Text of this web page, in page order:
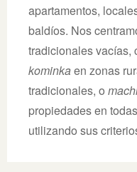
apartamentos,
baldíos. Nos
tradicionales vacías,
kominkaen zonas
tradicionales, o
propiedades en
utilizando sus